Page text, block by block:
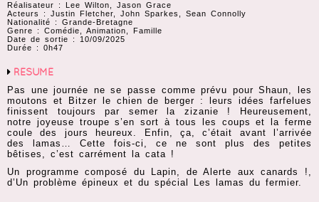
Réalisateur : Lee Wilton, Jason Grace
Acteurs : Justin Fletcher, John Sparkes, Sean Connolly
Nationalité : Grande-Bretagne
Genre : Comédie, Animation, Famille
Date de sortie : 10/09/2025
Durée : 0h47
RÉSUMÉ
Pas une journée ne se passe comme prévu pour Shaun, les
moutons et Bitzer le chien de berger : leurs idées farfelues
finissent toujours par semer la zizanie ! Heureusement,
notre joyeuse troupe s’en sort à tous les coups et la ferme
coule des jours heureux. Enfin, ça, c’était avant l’arrivée
des lamas… Cette fois-ci, ce ne sont plus des petites
bêtises, c’est carrément la cata !
Un programme composé du Lapin, de Alerte aux canards !,
d’Un problème épineux et du spécial Les lamas du fermier.